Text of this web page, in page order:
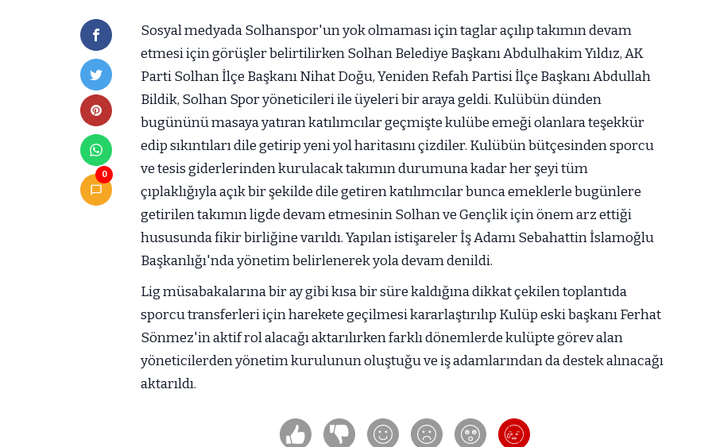
0
Sosyal medyada Solhanspor'un yok olmaması için taglar açılıp takımın devam
etmesi için görüşler belirtilirken Solhan Belediye Başkanı Abdulhakim Yıldız, AK
Parti Solhan İlçe Başkanı Nihat Doğu, Yeniden Refah Partisi İlçe Başkanı Abdullah
Bildik, Solhan Spor yöneticileri ile üyeleri bir araya geldi. Kulübün dünden
bugününü masaya yatıran katılımcılar geçmişte kulübe emeği olanlara teşekkür
edip sıkıntıları dile getirip yeni yol haritasını çizdiler. Kulübün bütçesinden sporcu
ve tesis giderlerinden kurulacak takımın durumuna kadar her şeyi tüm
çıplaklığıyla açık bir şekilde dile getiren katılımcılar bunca emeklerle bugünlere
getirilen takımın ligde devam etmesinin Solhan ve Gençlik için önem arz ettiği
hususunda fikir birliğine varıldı. Yapılan istişareler İş Adamı Sebahattin İslamoğlu
Başkanlığı'nda yönetim belirlenerek yola devam denildi.
Lig müsabakalarına bir ay gibi kısa bir süre kaldığına dikkat çekilen toplantıda
sporcu transferleri için harekete geçilmesi kararlaştırılıp Kulüp eski başkanı Ferhat
Sönmez'in aktif rol alacağı aktarılırken farklı dönemlerde kulüpte görev alan
yöneticilerden yönetim kurulunun oluştuğu ve iş adamlarından da destek alınacağı
aktarıldı.